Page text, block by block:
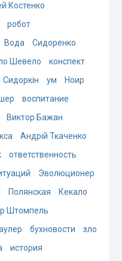
Костенко
робот
Вода
Сидоренко
Шевело
конспект
Сидоркін ум
Ноир
воспитание
Виктор Бажан
Андрій Ткаченко
ответственность
Эволюционер
Полянская
Кекало
Штомпель
бухновости
зло
история